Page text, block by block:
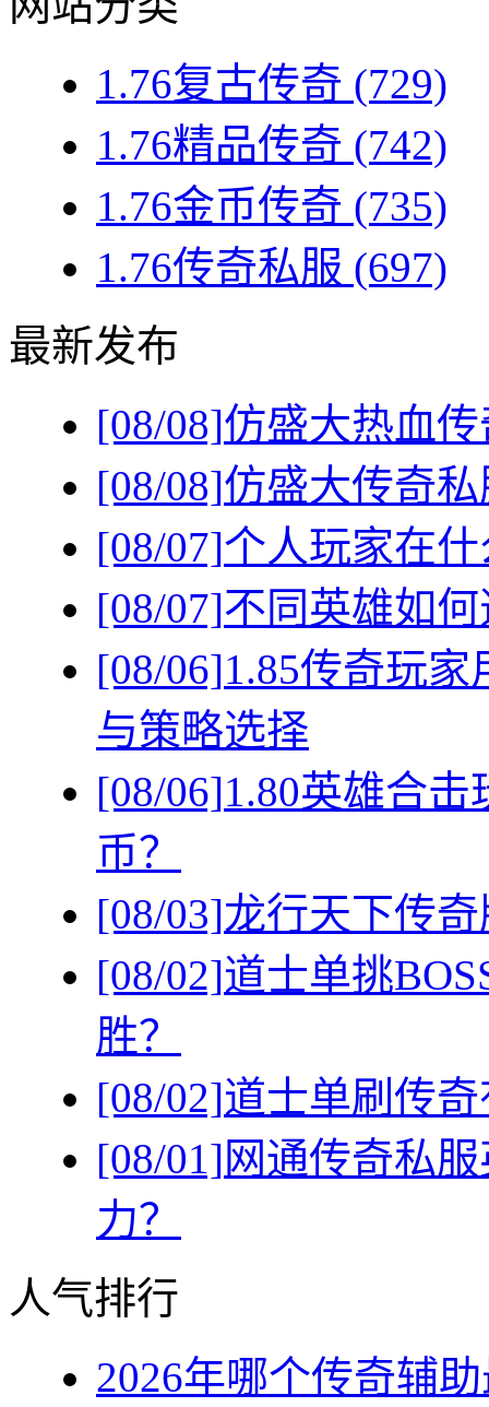
1.76复古传奇 (729)
1.76精品传奇 (742)
1.76金币传奇 (735)
1.76传奇私服 (697)
最新发布
[08/08]仿盛大热血
[08/08]仿盛大传奇
[08/07]个人玩家在
[08/07]不同英雄如
[08/06]1.85传奇玩
与策略选择
[08/06]1.80英雄合
币？
[08/03]龙行天下传
[08/02]道士单挑
胜？
[08/02]道士单刷传
[08/01]网通传奇私
力？
人气排行
2026年哪个传奇辅